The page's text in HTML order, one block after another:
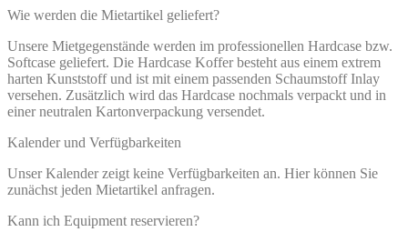
Wie werden die Mietartikel geliefert?
Unsere Mietgegenstände werden im professionellen Hardcase bzw.
Softcase geliefert. Die Hardcase Koffer besteht aus einem extrem
harten Kunststoff und ist mit einem passenden Schaumstoff Inlay
versehen. Zusätzlich wird das Hardcase nochmals verpackt und in
einer neutralen Kartonverpackung versendet.
Kalender und Verfügbarkeiten
Unser Kalender zeigt keine Verfügbarkeiten an. Hier können Sie
zunächst jeden Mietartikel anfragen.
Kann ich Equipment reservieren?